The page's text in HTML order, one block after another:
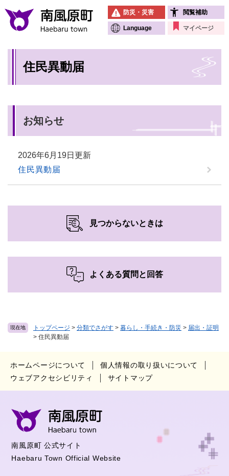
メニューを飛ばして本文へ
防災・災害 閲覧補助
Language マイページ
現在地 トップページ > 分類でさがす > 暮らし・手続き・防災 > 届出・証明
> 住民異動届
住民異動届
お知らせ
2026年6月19日更新
住民異動届
見つからないときは
よくある質問と回答
ホームページについて
個人情報の取り扱いについて
ウェブアクセシビリティ
サイトマップ
南風原町 公式サイト
Haebaru Town Official Website